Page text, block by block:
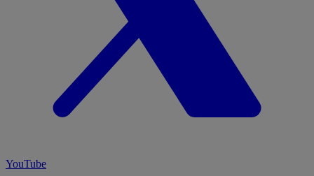
YouTube